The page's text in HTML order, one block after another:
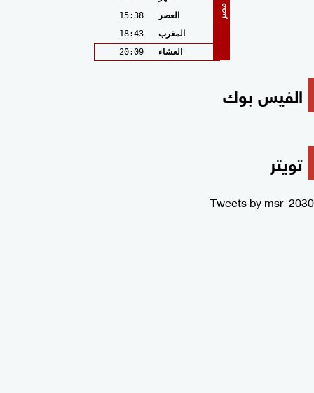
مصر
العصر
15:38
المغرب
18:43
العشاء
20:09
الفيس بوك
تويتر
Tweets by msr_2030